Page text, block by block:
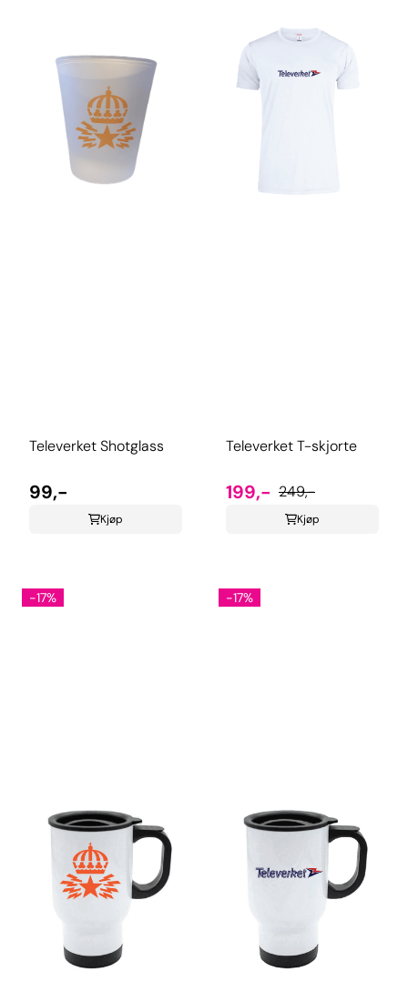
Televerket Shotglass
99,-
Kjøp
Televerket T-skjorte
199,- 249,-
Kjøp
-17% -17%